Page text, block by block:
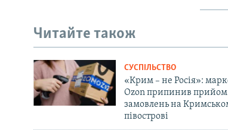
Читайте також
СУСПІЛЬСТВО
«Крим – не Росія»:
Ozon припинив
замовлень на
півострові